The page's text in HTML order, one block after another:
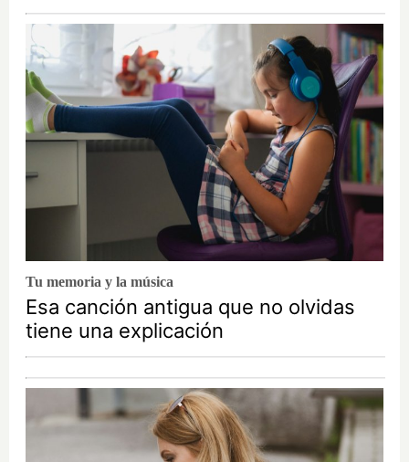
Tu memoria y la música
Esa canción antigua que no olvidas
tiene una explicación